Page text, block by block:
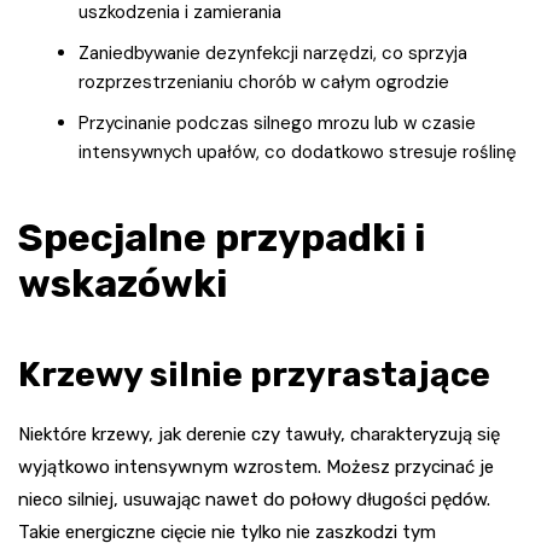
uszkodzenia i zamierania
Zaniedbywanie dezynfekcji narzędzi, co sprzyja
rozprzestrzenianiu chorób w całym ogrodzie
Przycinanie podczas silnego mrozu lub w czasie
intensywnych upałów, co dodatkowo stresuje roślinę
Specjalne przypadki i
wskazówki
Krzewy silnie przyrastające
Niektóre krzewy, jak derenie czy tawuły, charakteryzują się
wyjątkowo intensywnym wzrostem. Możesz przycinać je
nieco silniej, usuwając nawet do połowy długości pędów.
Takie energiczne cięcie nie tylko nie zaszkodzi tym